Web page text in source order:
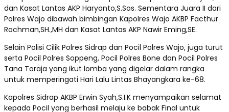
dan Kasat Lantas AKP Haryanto,S.Sos. Sementara Juara II dari
Polres Wajo dibawah bimbingan Kapolres Wajo AKBP Facthur
Rochman,SH.,MH dan Kasat Lantas AKP Nawir Eming,SE.
Selain Polisi Cilik Polres Sidrap dan Pocil Polres Wajo, juga turut
serta Pocil Polres Soppeng, Pocil Polres Bone dan Pocil Polres
Tana Toraja yang ikut lomba yang digelar dalam rangka
untuk memperingati Hari Lalu Lintas Bhayangkara ke-68.
Kapolres Sidrap AKBP Erwin Syah,S.I.K menyampaikan selamat
kepada Pocil yang berhasil melaju ke babak Final untuk